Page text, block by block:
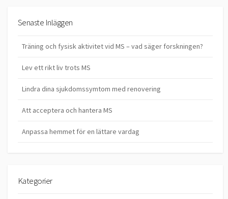
Senaste Inläggen
Träning och fysisk aktivitet vid MS – vad säger forskningen?
Lev ett rikt liv trots MS
Lindra dina sjukdomssymtom med renovering
Att acceptera och hantera MS
Anpassa hemmet för en lättare vardag
Kategorier